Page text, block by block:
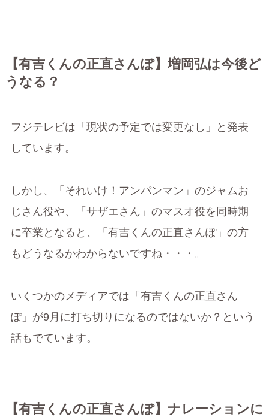
【有吉くんの正直さんぽ】増岡弘は今後ど
うなる？
フジテレビは「現状の予定では変更なし」と発表
しています。
しかし、「それいけ！アンパンマン」のジャムお
じさん役や、「サザエさん」のマスオ役を同時期
に卒業となると、「有吉くんの正直さんぽ」の方
もどうなるかわからないですね・・・。
いくつかのメディアでは「有吉くんの正直さん
ぽ」が9月に打ち切りになるのではないか？という
話もでています。
【有吉くんの正直さんぽ】ナレーションに